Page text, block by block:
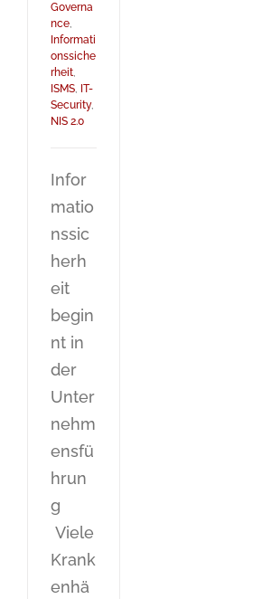
Governa
nce,
Informati
onssiche
rheit,
ISMS, IT-
Security,
NIS 2.0
Infor
matio
nssic
herh
eit
begin
nt in
der
Unter
nehm
ensfü
hrun
g
Viele
Krank
enhä